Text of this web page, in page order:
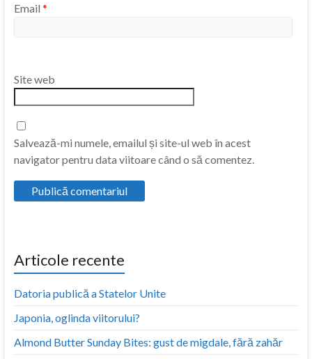
Email *
Site web
Salvează-mi numele, emailul și site-ul web în acest
navigator pentru data viitoare când o să comentez.
Articole recente
Datoria publică a Statelor Unite
Japonia, oglinda viitorului?
Almond Butter Sunday Bites: gust de migdale, fără zahăr